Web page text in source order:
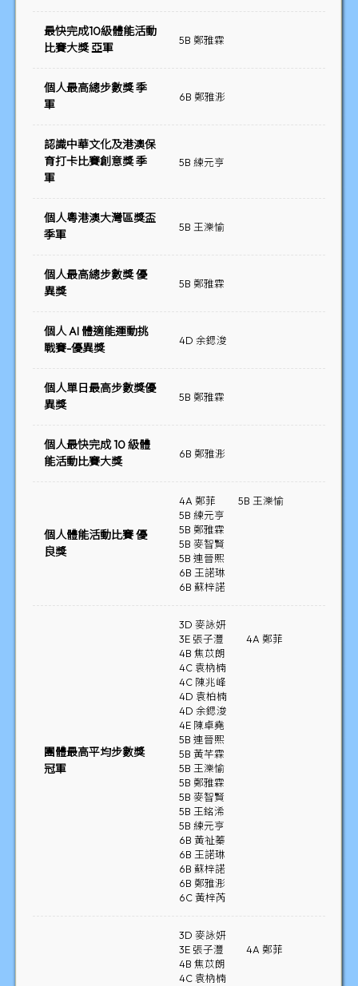
最快完成10級體能活動
比賽大獎 亞軍
5B 鄭雅霖
個人最高總步數獎 季
軍
6B 鄭雅浵
認識中華文化及港澳保
育打卡比賽創意獎 季
軍
5B 練元亨
個人粵港澳大灣區獎盃
季軍
5B 王濼愉
個人最高總步數獎 優
異獎
5B 鄭雅霖
個人 AI 體適能運動挑
戰賽-優異獎
4D 余鍶浚
個人單日最高步數獎優
異獎
5B 鄭雅霖
個人最快完成 10 級體
能活動比賽大獎
6B 鄭雅浵
個人體能活動比賽 優
良獎
4A 鄭菲
5B 王濼愉
5B 練元亨
5B 鄭雅霖
5B 麥智賢
5B 連晉熙
6B 王諾琳
6B 蘇梓諾
團體最高平均步數獎
冠軍
3D 麥詠妍
3E 張子灃
4A 鄭菲
4B 焦苡朗
4C 袁枘楠
4C 陳兆峰
4D 袁柏楠
4D 余鍶浚
4E 陳卓堯
5B 連晉熙
5B 黃芊霖
5B 王濼愉
5B 鄭雅霖
5B 麥智賢
5B 王銘浠
5B 練元亨
6B 黃祉蓁
6B 王諾琳
6B 蘇梓諾
6B 鄭雅浵
6C 黃梓芮
3D 麥詠妍
3E 張子灃
4A 鄭菲
4B 焦苡朗
4C 袁枘楠